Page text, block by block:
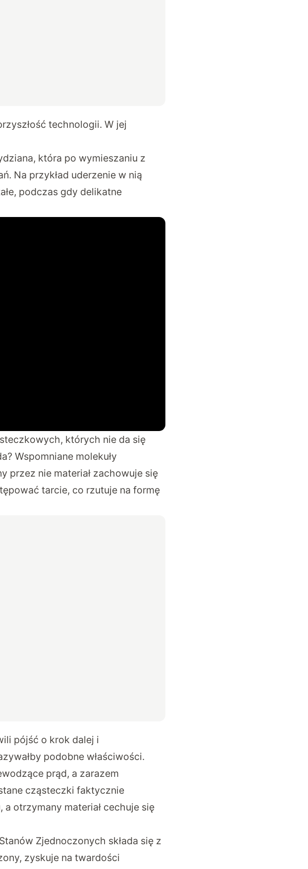
technologii. W jej
która po wymieszaniu z
Na przykład uderzenie w nią
podczas gdy delikatne
których nie da się
Wspomniane molekuły
przez nie materiał zachowuje się
tarcie, co rzutuje na formę
pójść o krok dalej i
podobne właściwości.
prąd, a zarazem
cząsteczki faktycznie
otrzymany materiał cechuje się
Zjednoczonych składa się z
zyskuje na twardości